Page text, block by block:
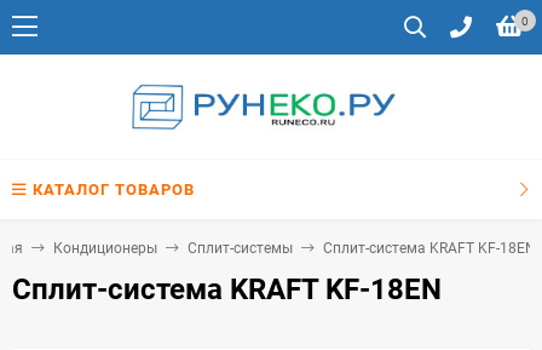
0
КАТАЛОГ ТОВАРОВ
Кондиционеры Сплит-системы Сплит-система KRAFT KF-18EN
Сплит-система KRAFT KF-18EN